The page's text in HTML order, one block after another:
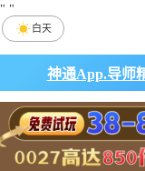
白天
" "